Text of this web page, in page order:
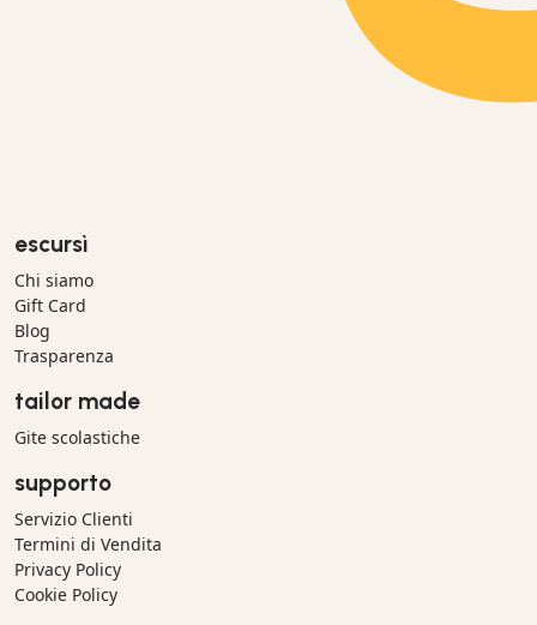
escursì
Chi siamo
Gift Card
Blog
Trasparenza
tailor made
Gite scolastiche
supporto
Servizio Clienti
Termini di Vendita
Privacy Policy
Cookie Policy